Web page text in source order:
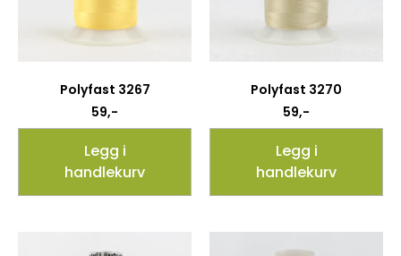
Polyfast 3267
59,-
Legg i
handlekurv
Polyfast 3270
59,-
Legg i
handlekurv